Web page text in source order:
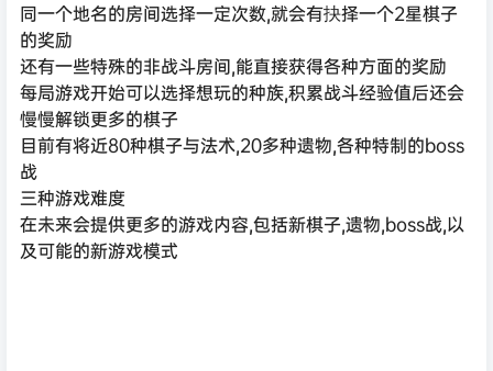
同一个地名的房间选择一定次数,就会有抉择一个2星棋子
的奖励
还有一些特殊的非战斗房间,能直接获得各种方面的奖励
每局游戏开始可以选择想玩的种族,积累战斗经验值后还会
慢慢解锁更多的棋子
目前有将近80种棋子与法术,20多种遗物,各种特制的boss
战
三种游戏难度
在未来会提供更多的游戏内容,包括新棋子,遗物,boss战,以
及可能的新游戏模式